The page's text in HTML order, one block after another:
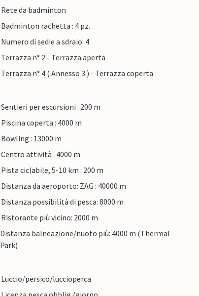
Rete da badminton
Badminton rachetta : 4 pz.
Numero di sedie a sdraio: 4
Terrazza n° 2 - Terrazza aperta
Terrazza n° 4 ( Annesso 3 ) - Terrazza coperta
Sentieri per escursioni : 200 m
Piscina coperta : 4000 m
Bowling : 13000 m
Centro attività : 4000 m
Pista ciclabile, 5-10 km : 200 m
Distanza da aeroporto: ZAG : 40000 m
Distanza possibilità di pesca: 8000 m
Ristorante più vicino: 2000 m
Distanza balneazione/nuoto più: 4000 m (Thermal
Park)
Luccio/persico/luccioperca